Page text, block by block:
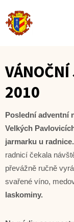
VÁNOČNÍ
2010
Poslední adventní
Velkých
jarmarku u radnice.
radnicí čekala
převážně ručně
svařené víno,
laskominy.